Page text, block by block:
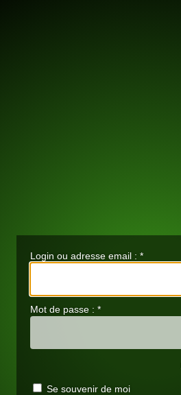
Login ou adresse email : *
Mot de passe : *
Se souvenir de moi